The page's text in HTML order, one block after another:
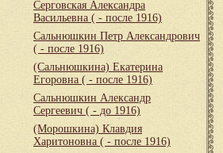
Серговская Александра
Васильевна ( - после 1916)
Сальнюшкин Петр Александрович
( - после 1916)
(Сальнюшкина) Екатерина
Егоровна ( - после 1916)
Сальнюшкин Александр
Сергеевич ( - до 1916)
(Морошкина) Клавдия
Харитоновна ( - после 1916)